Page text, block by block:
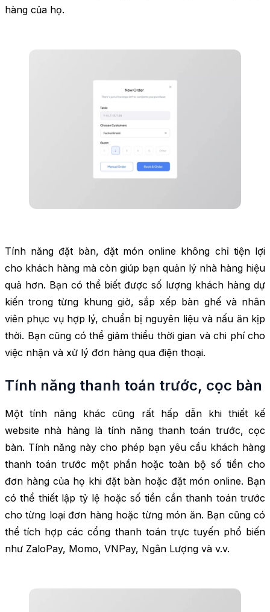
hàng của họ.
Tính năng đặt bàn, đặt món online không chỉ tiện lợi
cho khách hàng mà còn giúp bạn quản lý nhà hàng hiệu
quả hơn. Bạn có thể biết được số lượng khách hàng dự
kiến trong từng khung giờ, sắp xếp bàn ghế và nhân
viên phục vụ hợp lý, chuẩn bị nguyên liệu và nấu ăn kịp
thời. Bạn cũng có thể giảm thiểu thời gian và chi phí cho
việc nhận và xử lý đơn hàng qua điện thoại.
Tính năng thanh toán trước, cọc bàn
Một tính năng khác cũng rất hấp dẫn khi thiết kế
website nhà hàng là tính năng thanh toán trước, cọc
bàn. Tính năng này cho phép bạn yêu cầu khách hàng
thanh toán trước một phần hoặc toàn bộ số tiền cho
đơn hàng của họ khi đặt bàn hoặc đặt món online. Bạn
có thể thiết lập tỷ lệ hoặc số tiền cần thanh toán trước
cho từng loại đơn hàng hoặc từng món ăn. Bạn cũng có
thể tích hợp các cổng thanh toán trực tuyến phổ biến
như ZaloPay, Momo, VNPay, Ngân Lượng và v.v.